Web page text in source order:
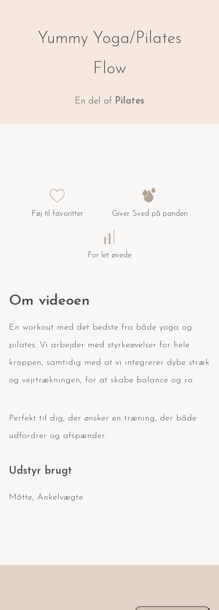
Yummy Yoga/Pilates
Flow
En del af Pilates
Føj til favoritter Giver Sved på panden
For let øvede
Om videoen
En workout med det bedste fra både yoga og
pilates. Vi arbejder med styrkeøvelser for hele
kroppen, samtidig med at vi integrerer dybe stræk
og vejrtrækningen, for at skabe balance og ro.
Perfekt til dig, der ønsker en træning, der både
udfordrer og afspænder.
Udstyr brugt
Måtte, Ankelvægte